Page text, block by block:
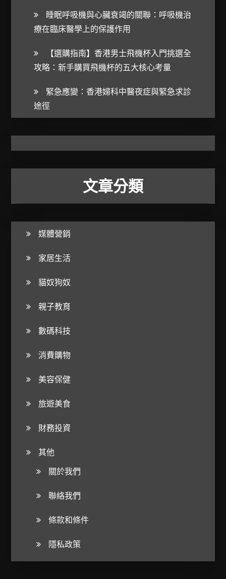
睡眠呼吸機與心臟衰竭的關聯：呼吸機治
療在臨床醫學上的保護作用
【選購指南】香港男士飛機杯入門挑選全
攻略：新手購買飛機杯的五大核心考量
緊急應變：香港婦科中醫夜症與緊急求診
途徑
文章分類
媒體營銷
家居生活
貓奴狗奴
親子教育
數碼科技
消費購物
美容保健
旅遊美食
財務投資
其他
關於我們
聯絡我們
條款和條件
隱私政策